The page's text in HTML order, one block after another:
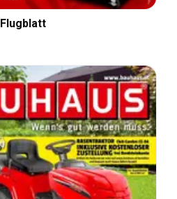
Flugblatt